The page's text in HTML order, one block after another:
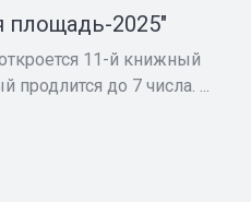
площадь-2025"
11-й книжный
до 7 числа. ...